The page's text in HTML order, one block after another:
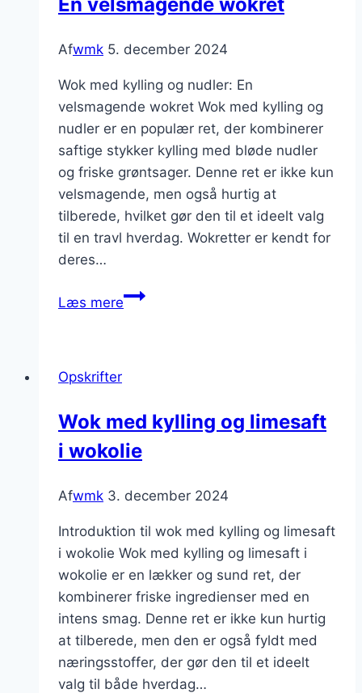
Afwmk 5. december 2024
Wok med kylling og nudler: En
velsmagende wokret Wok med kylling og
nudler er en populær ret, der kombinerer
saftige stykker kylling med bløde nudler
og friske grøntsager. Denne ret er ikke kun
velsmagende, men også hurtig at
tilberede, hvilket gør den til et ideelt valg
til en travl hverdag. Wokretter er kendt for
deres…
Læs mereWok
velsmagende
wokret
Opskrifter
Wok med kylling og limesaft
i wokolie
Afwmk 3. december 2024
Introduktion til wok med kylling og limesaft
i wokolie Wok med kylling og limesaft i
wokolie er en lækker og sund ret, der
kombinerer friske ingredienser med en
intens smag. Denne ret er ikke kun hurtig
at tilberede, men den er også fyldt med
næringsstoffer, der gør den til et ideelt
valg til både hverdag…